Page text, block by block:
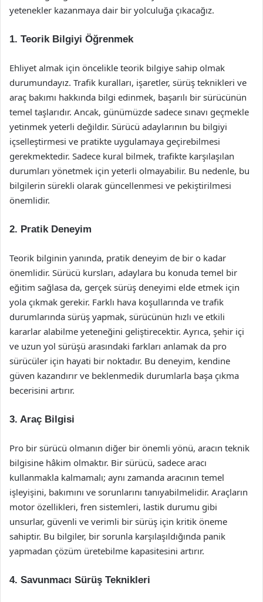
yetenekler kazanmaya dair bir yolculuğa çıkacağız.
1. Teorik Bilgiyi Öğrenmek
Ehliyet almak için öncelikle teorik bilgiye sahip olmak
durumundayız. Trafik kuralları, işaretler, sürüş teknikleri ve
araç bakımı hakkında bilgi edinmek, başarılı bir sürücünün
temel taşlarıdır. Ancak, günümüzde sadece sınavı geçmekle
yetinmek yeterli değildir. Sürücü adaylarının bu bilgiyi
içselleştirmesi ve pratikte uygulamaya geçirebilmesi
gerekmektedir. Sadece kural bilmek, trafikte karşılaşılan
durumları yönetmek için yeterli olmayabilir. Bu nedenle, bu
bilgilerin sürekli olarak güncellenmesi ve pekiştirilmesi
önemlidir.
2. Pratik Deneyim
Teorik bilginin yanında, pratik deneyim de bir o kadar
önemlidir. Sürücü kursları, adaylara bu konuda temel bir
eğitim sağlasa da, gerçek sürüş deneyimi elde etmek için
yola çıkmak gerekir. Farklı hava koşullarında ve trafik
durumlarında sürüş yapmak, sürücünün hızlı ve etkili
kararlar alabilme yeteneğini geliştirecektir. Ayrıca, şehir içi
ve uzun yol sürüşü arasındaki farkları anlamak da pro
sürücüler için hayati bir noktadır. Bu deneyim, kendine
güven kazandırır ve beklenmedik durumlarla başa çıkma
becerisini artırır.
3. Araç Bilgisi
Pro bir sürücü olmanın diğer bir önemli yönü, aracın teknik
bilgisine hâkim olmaktır. Bir sürücü, sadece aracı
kullanmakla kalmamalı; aynı zamanda aracının temel
işleyişini, bakımını ve sorunlarını tanıyabilmelidir. Araçların
motor özellikleri, fren sistemleri, lastik durumu gibi
unsurlar, güvenli ve verimli bir sürüş için kritik öneme
sahiptir. Bu bilgiler, bir sorunla karşılaşıldığında panik
yapmadan çözüm üretebilme kapasitesini artırır.
4. Savunmacı Sürüş Teknikleri